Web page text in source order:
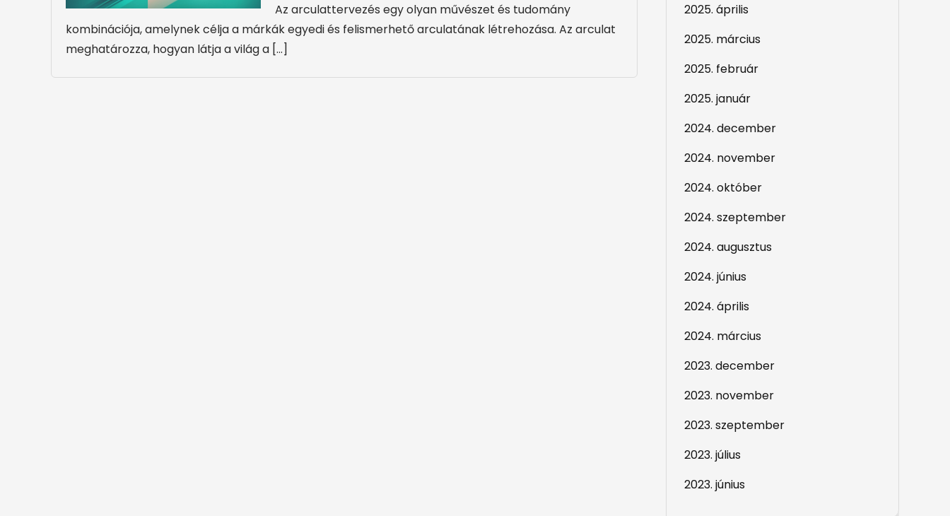
Az arculattervezés egy olyan művészet és tudomány
kombinációja, amelynek célja a márkák egyedi és felismerhető arculatának létrehozása. Az arculat
meghatározza, hogyan látja a világ a […]
2025. április
2025. március
2025. február
2025. január
2024. december
2024. november
2024. október
2024. szeptember
2024. augusztus
2024. június
2024. április
2024. március
2023. december
2023. november
2023. szeptember
2023. július
2023. június